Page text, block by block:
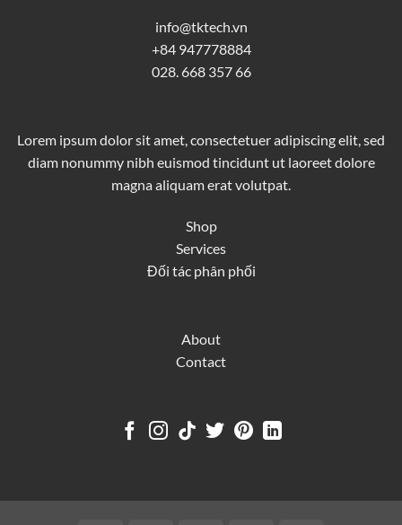
info@tktech.vn
+84 947778884
028. 668 357 66
Lorem ipsum dolor sit amet, consectetuer adipiscing elit, sed
diam nonummy nibh euismod tincidunt ut laoreet dolore
magna aliquam erat volutpat.
Shop
Services
Đối tác phân phối
About
Contact